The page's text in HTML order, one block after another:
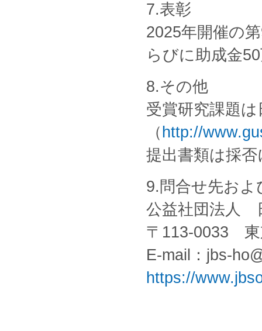
7.表彰
2025年開催の
らびに助成金
8.その他
受賞研究課題
（ http://
提出書類は採
9.問合せ先およ
公益社団法人
〒113-0033 東
E-mail：jbs-
https://